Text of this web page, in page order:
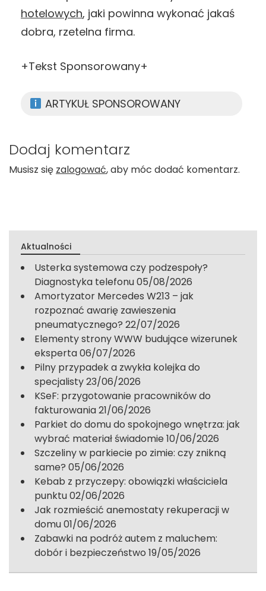
hotelowych, jaki powinna wykonać jakaś
dobra, rzetelna firma.
+Tekst Sponsorowany+
ARTYKUŁ SPONSOROWANY
Dodaj komentarz
Musisz się zalogować, aby móc dodać komentarz.
Aktualności
Usterka systemowa czy podzespoły?
Diagnostyka telefonu05/08/2026
Amortyzator Mercedes W213 – jak
rozpoznać awarię zawieszenia
pneumatycznego? 22/07/2026
Elementy strony WWW budujące wizerunek
eksperta06/07/2026
Pilny przypadek a zwykła kolejka do
specjalisty23/06/2026
KSeF: przygotowanie pracowników do
fakturowania21/06/2026
Parkiet do domu do spokojnego wnętrza: jak
wybrać materiał świadomie 10/06/2026
Szczeliny w parkiecie po zimie: czy znikną
same? 05/06/2026
Kebab z przyczepy: obowiązki właściciela
punktu02/06/2026
Jak rozmieścić anemostaty rekuperacji w
domu01/06/2026
Zabawki na podróż autem z maluchem:
dobór i bezpieczeństwo 19/05/2026